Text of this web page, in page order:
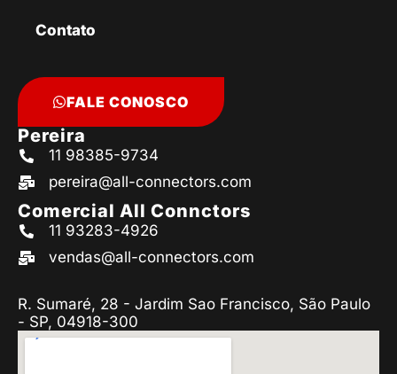
Contato
FALE CONOSCO
Pereira
11 98385-9734
pereira@all-connectors.com
Comercial All Connctors
11 93283-4926
vendas@all-connectors.com
R. Sumaré, 28 - Jardim Sao Francisco, São Paulo
- SP, 04918-300